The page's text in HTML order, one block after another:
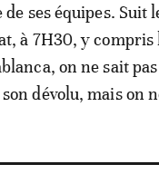
ses équipes.
à 7H30, y compris
on ne sait
dévolu, mais on